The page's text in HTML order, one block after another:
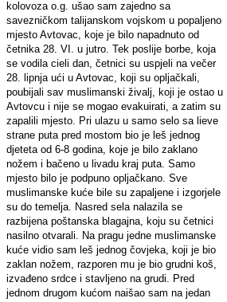
kolovoza o.g. ušao sam zajedno sa
savezničkom talijanskom vojskom u popaljeno
mjesto Avtovac, koje je bilo napadnuto od
četnika 28. VI. u jutro. Tek poslije borbe, koja
se vodila cieli dan, četnici su uspjeli na večer
28. lipnja ući u Avtovac, koji su opljačkali,
poubijali sav muslimanski živalj, koji je ostao u
Avtovcu i nije se mogao evakuirati, a zatim su
zapalili mjesto. Pri ulazu u samo selo sa lieve
strane puta pred mostom bio je leš jednog
djeteta od 6-8 godina, koje je bilo zaklano
nožem i bačeno u livadu kraj puta. Samo
mjesto bilo je podpuno opljačkano. Sve
muslimanske kuće bile su zapaljene i izgorjele
su do temelja. Nasred sela nalazila se
razbijena poštanska blagajna, koju su četnici
nasilno otvarali. Na pragu jedne muslimanske
kuće vidio sam leš jednog čovjeka, koji je bio
zaklan nožem, razporen mu je bio grudni koš,
izvađeno srdce i stavljeno na grudi. Pred
jednom drugom kućom naišao sam na jedan